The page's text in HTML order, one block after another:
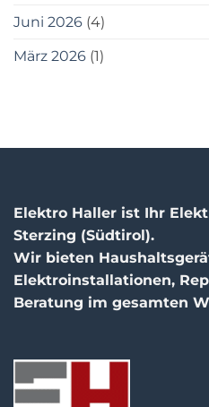
Juni 2026 (4)
März 2026 (1)
Elektro Haller ist Ihr
Sterzing (Südtirol).
Wir bieten
Elektroinstallationen,
Beratung im gesamten